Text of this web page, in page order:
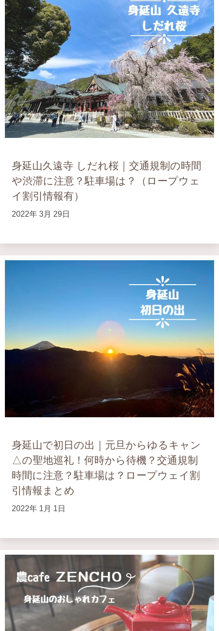
身延山久遠寺 しだれ桜｜交通規制の時間
や渋滞に注意？駐車場は？（ロープウェ
イ割引情報有）
2022年 3月 29日
身延山で初日の出｜元旦からゆるキャン
△の聖地巡礼！何時から待機？交通規制
時間に注意？駐車場は？ロープウェイ割
引情報まとめ
2022年 1月 1日